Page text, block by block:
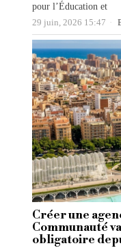
pour l’Éducation et
29 juin, 2026 15:47
Créer une
Communauté
obligatoire